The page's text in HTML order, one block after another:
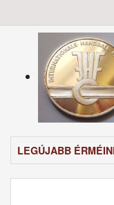
LEGÚJABB